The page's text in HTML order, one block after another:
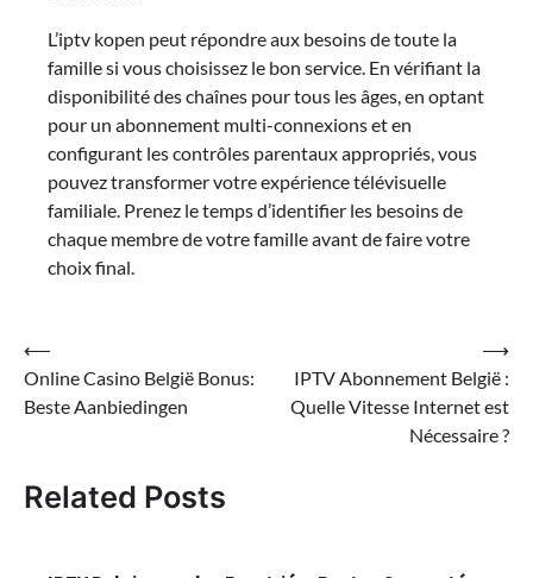
L’iptv kopen peut répondre aux besoins de toute la
famille si vous choisissez le bon service. En vérifiant la
disponibilité des chaînes pour tous les âges, en optant
pour un abonnement multi-connexions et en
configurant les contrôles parentaux appropriés, vous
pouvez transformer votre expérience télévisuelle
familiale. Prenez le temps d’identifier les besoins de
chaque membre de votre famille avant de faire votre
choix final.
Post
navigation
⟵
Online Casino België Bonus:
Beste Aanbiedingen
IPTV Abonnement België :
Quelle Vitesse Internet est
Nécessaire ?
⟶
Related Posts